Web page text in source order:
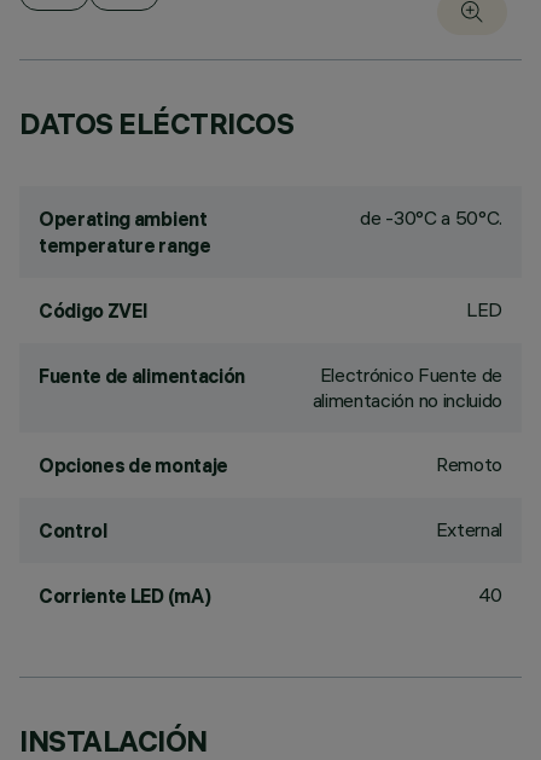
DATOS ELÉCTRICOS
Operating ambient
temperature range
de -30°C a 50°C.
Código ZVEI LED
Fuente de alimentación
Electrónico Fuente de
alimentación no incluido
Opciones de montaje Remoto
Control External
Corriente LED (mA) 40
INSTALACIÓN